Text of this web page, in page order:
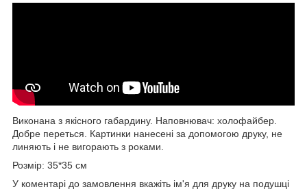
Виконана з якісного габардину. Наповнювач: холофайбер.
Добре переться. Картинки нанесені за допомогою друку, не
линяють і не вигорають з роками.
Розмір: 35*35 см
У коментарі до замовлення вкажіть ім'я для друку на подушці